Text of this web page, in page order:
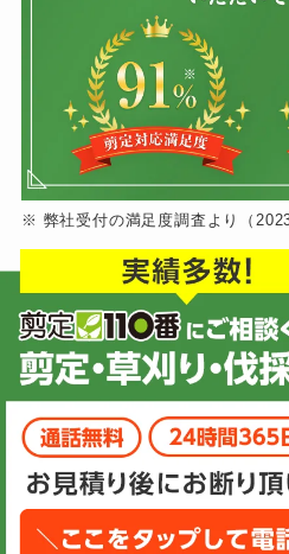
※ 弊社受付の満足度調査より（2023